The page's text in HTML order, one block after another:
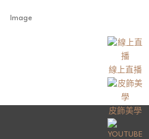
線上直播
皮飾美學